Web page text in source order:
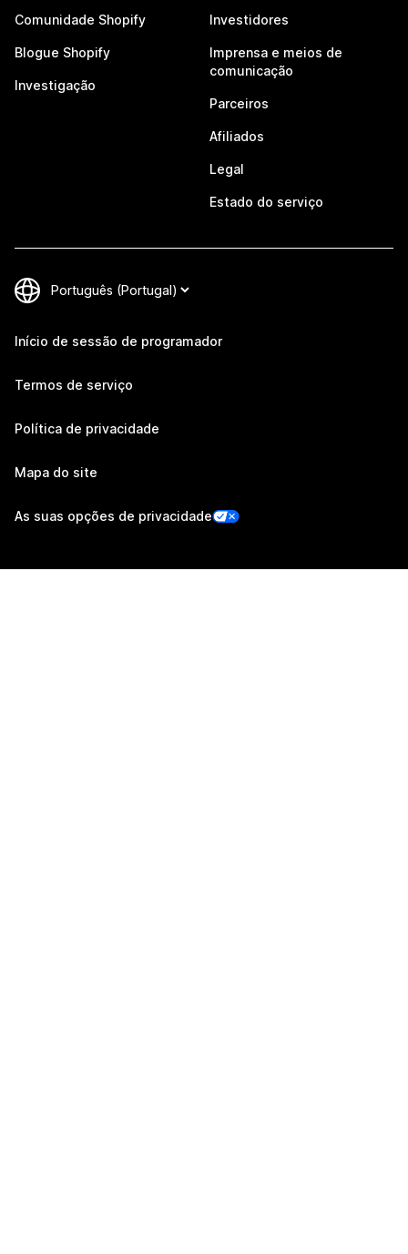
Comunidade Shopify
Blogue Shopify
Investigação
Investidores
Imprensa e meios de
comunicação
Parceiros
Afiliados
Legal
Estado do serviço
Início de sessão de programador
Termos de serviço
Política de privacidade
Mapa do site
As suas opções de privacidade